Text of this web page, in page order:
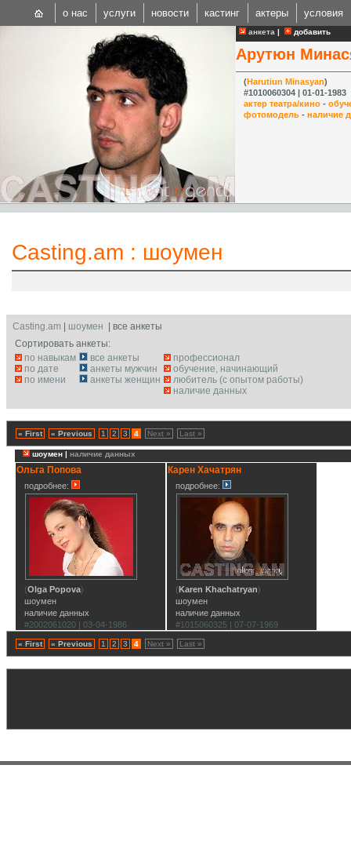
анкета | добавить
Арутюн
(Harutiun Minasyan)
#1010060304 | 01-01-1983
актер театра/кино -
фотомодель - наличие
Casting.am : шоумен
Casting.am шоумен | все анкеты
Сортировать анкеты:
по навыкам
по дате
по имени
все анкеты
анкеты мужчин
анкеты женщин
профессионал
обучение, начинающий
любитель (с опытом работы)
наличие данных
« First « Previous 1 2 3 4 Next » Last »
шоумен | наличие данных
Ольга Попова
подробнее:
(Olga Popova)
шоумен
наличие данных
#2002061020 | 03-04-1986
Карен Хачатрян
подробнее:
(Karen Khachatryan)
шоумен
наличие данных
#1015060325 | 07-07-1969
« First « Previous 1 2 3 4 Next » Last »
о нас услуги новости кастинг актеры условия